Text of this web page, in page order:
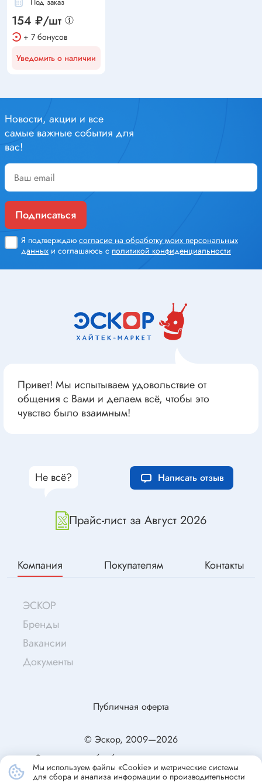
154 ₽/шт
+ 7 бонусов
Уведомить о наличии
Новости, акции и все
самые важные события для
вас!
Подписаться
Я подтверждаю согласие на обработку моих персональных
данных и соглашаюсь с политикой конфиденциальности
Привет! Мы испытываем удовольствие от
общения с Вами и делаем всё, чтобы это
чувство было взаимным!
Прайс-лист за Август 2026
Не всё? Написать отзыв
Компания Покупателям Контакты
ЭСКОР
Бренды
Вакансии
Документы
© Эскор, 2009—2026
Согласие на обработку персональных данных
Политика конфиденциальности
Публичная оферта
Мы используем файлы «Cookie» и метрические системы
для сбора и анализа информации о производительности